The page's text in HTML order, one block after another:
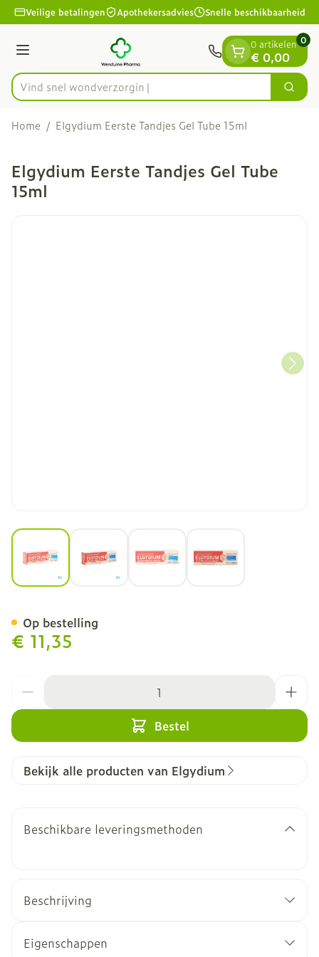
Ga naar de inhoud
1 van 1
Veilige betalingen Apothekersadvies Snelle beschikbaarheid
Menu
Product, merk, categorie...
Vind snel wondv Zoek
0 artikelen
€ 0,00
0
Home / Elgydium Eerste Tandjes Gel Tube 15ml
Elgydium Eerste Tandjes Gel Tube
15ml
View larger image
€ 11,35
Bestel
Op bestelling
Bekijk alle producten van Elgydium
Beschikbare leveringsmethoden
Beschrijving
Eigenschappen